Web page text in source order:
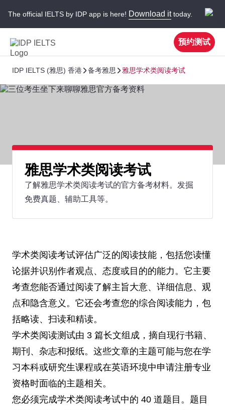
The official IELTS by IDP app is here! Download ittoday.
预约测试
IDP IELTS (雅思) 香港 备考雅思 雅思学术类阅读考试
雅思学术类阅读考试
了解雅思学术类阅读考试的官方备考材料。发掘
免费真题、辅助工具等。
学术类阅读考试评估广泛的阅读技能，包括您读懂
论据并识别作者观点、态度或目的的能力。它主要
考查您能否通过阅读了解主旨大意、详细信息、观
点和隐含意义。它还会考查您的综合阅读能力，包
括略读、扫读和精读。
学术类阅读测试由 3 篇长文组成，摘自现行书籍、
期刊、杂志和报纸。这些文章的主题可能与您在学
习本科或研究生课程或在英语环境中申请注册专业
资格时面临的主题相关。
您必须完成学术类阅读考试中的 40 道题目。题目